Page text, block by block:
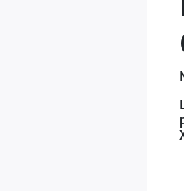
ORFEE, Direction Générale,
N° Compte local 00 100 643
Les dossiers de soumissions
Les soumissionnaires
uniquement la mention
Soumission «A n'ouvrir que
Algérie Avis d'appel d'offres
Les offres devront être